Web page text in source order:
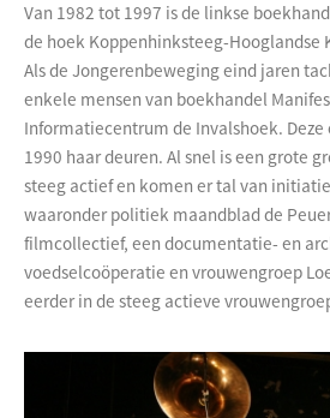
Van 1982 tot 1997 is de linkse
de hoek Koppenhinksteeg-Hooglandse
Als de Jongerenbeweging eind jaren
enkele mensen van boekhandel
Informatiecentrum de Invalshoek.
1990 haar deuren. Al snel is een grote
steeg actief en komen er tal van
waaronder politiek maandblad de
filmcollectief, een documentatie- en
voedselcoöperatie en vrouwengroep
eerder in de steeg actieve